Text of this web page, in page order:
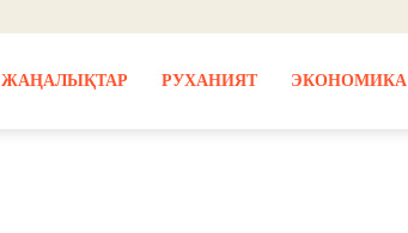
ЖАҢАЛЫҚТАР РУХАНИЯТ ЭКОНОМИКА